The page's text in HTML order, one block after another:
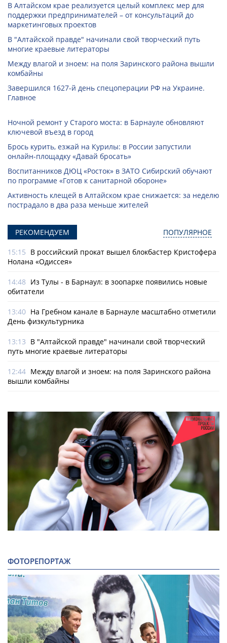
В Алтайском крае реализуется целый комплекс мер для
поддержки предпринимателей – от консультаций до
маркетинговых проектов
В "Алтайской правде" начинали свой творческий путь
многие краевые литераторы
Между влагой и зноем: на поля Заринского района вышли
комбайны
Завершился 1627-й день спецоперации РФ на Украине.
Главное
Ночной ремонт у Старого моста: в Барнауле обновляют
ключевой въезд в город
Брось курить, езжай на Курилы: в России запустили
онлайн-­площадку «Давай бросать»
Воспитанников ДЮЦ «Росток» в ЗАТО Сибирский обучают
по программе «Готов к санитарной обороне»
Активность клещей в Алтайском крае снижается: за неделю
пострадало в два раза меньше жителей
РЕКОМЕНДУЕМ ПОПУЛЯРНОЕ
15:15 В российский прокат вышел блокбастер Кристофера
Нолана «Одиссея»
14:48 Из Тулы - в Барнаул: в зоопарке появились новые
обитатели
13:40 На Гребном канале в Барнауле масштабно отметили
День физкультурника
13:13 В "Алтайской правде" начинали свой творческий
путь многие краевые литераторы
12:44 Между влагой и зноем: на поля Заринского района
вышли комбайны
ФОТОРЕПОРТАЖ